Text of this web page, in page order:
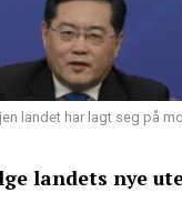
landet har lagt seg på
landets nye